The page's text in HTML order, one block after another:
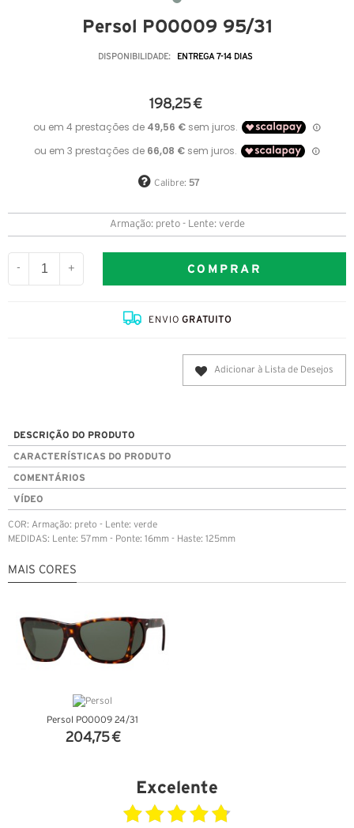
Persol PO0009 95/31
DISPONIBILIDADE: ENTREGA 7-14 DIAS
198,25 €
Calibre: 57
Armação: preto - Lente: verde
- + COMPRAR
ENVIOGRATUITO
Adicionar à Lista de Desejos
DESCRIÇÃO DO PRODUTO
CARACTERÍSTICAS DO PRODUTO
COMENTÁRIOS
VÍDEO
COR: Armação: preto - Lente: verde
MEDIDAS: Lente: 57mm - Ponte: 16mm - Haste: 125mm
MAIS CORES
Persol PO0009 24/31
204,75 €
Excelente